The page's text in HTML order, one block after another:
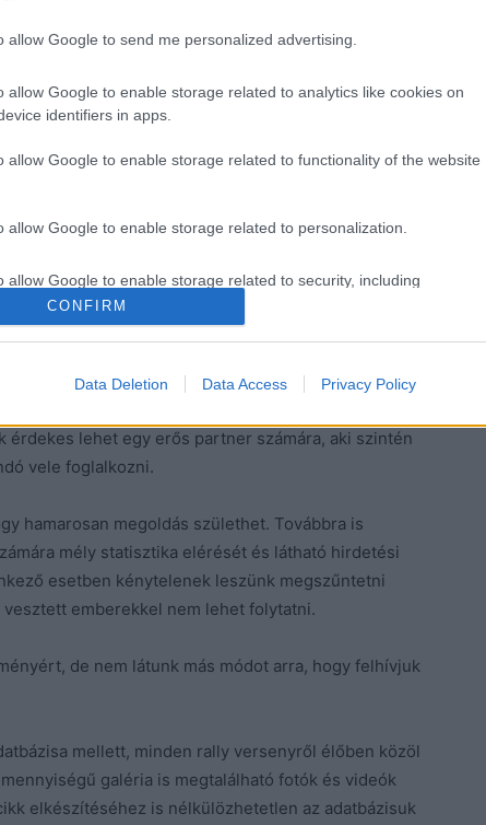
allow Google to send me personalized advertising.
allow Google to enable storage related to analytics like cookies on
identifiers in apps.
allow Google to enable storage related to functionality of the website
allow Google to enable storage related to personalization.
allow Google to enable storage related to security, including
functionality and fraud prevention, and other user protection.
CONFIRM
Data Deletion Data Access Privacy Policy
és akik mindent meg is tesznek annak
A hivatalos szervezetek nagyra értékelnek
bennünket. Ez a mi problémánk. Úgy
mások vállalkozásként művelnek és pénzt keresnek
a különböző adatokért nem kell másnak
közösségi finanszírozás formájában.
de ez a támogatási forma nem ismételhető meg
másrészt nem engedhetjük, hogy egy olyan
millió oldalt tekintettek meg. Továbbra is hiszünk
érdekes lehet egy erős partner számára, aki szintén
vele foglalkozni.
hamarosan megoldás születhet. Továbbra is
mély statisztika elérését és látható hirdetési
esetben kénytelenek leszünk megszűntetni
emberekkel nem lehet folytatni.
de nem látunk más módot arra, hogy felhívjuk
mellett, minden rally versenyről élőben közöl
galéria is megtalálható fotók és videók
elkészítéséhez is nélkülözhetetlen az adatbázisuk